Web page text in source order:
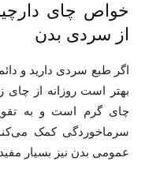
خواص چای
از سردی بدن
اگر طبع سردی دارید و
بهتر است روزانه از چای
چای گرم است و به
سرماخوردگی کمک
عمومی بدن نیز بسیار